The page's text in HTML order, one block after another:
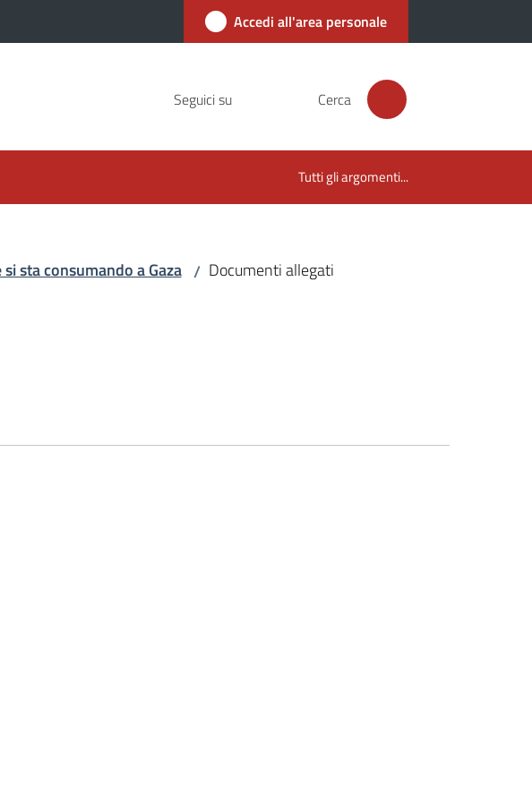
Accedi all'area personale
Seguici su Cerca
Tutti gli argomenti...
sta consumando a Gaza / Documenti allegati